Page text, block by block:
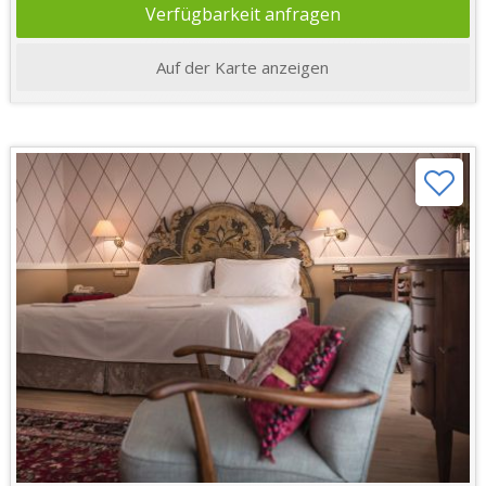
Verfügbarkeit anfragen
Auf der Karte anzeigen